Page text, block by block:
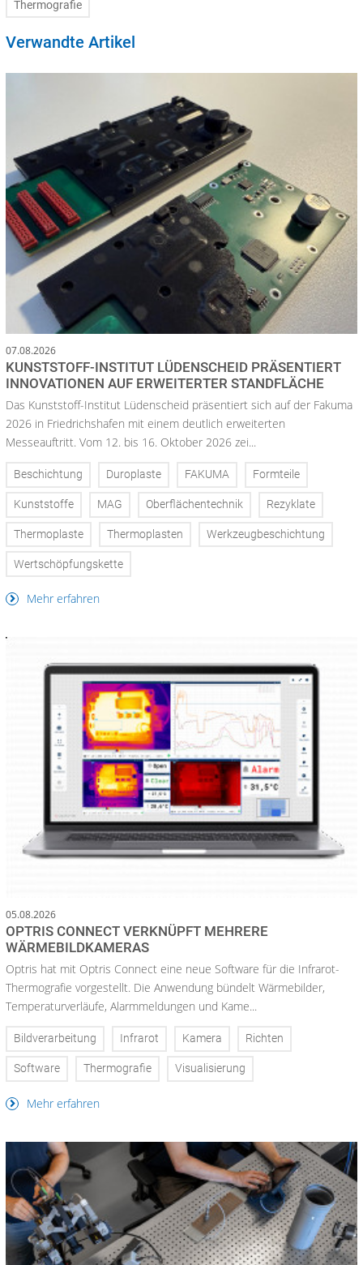
Thermografie
Verwandte Artikel
07.08.2026
KUNSTSTOFF-INSTITUT LÜDENSCHEID PRÄSENTIERT
INNOVATIONEN AUF ERWEITERTER STANDFLÄCHE
Das Kunststoff-Institut Lüdenscheid präsentiert sich auf der Fakuma
2026 in Friedrichshafen mit einem deutlich erweiterten
Messeauftritt. Vom 12. bis 16. Oktober 2026 zei...
Beschichtung Duroplaste FAKUMA Formteile
Kunststoffe MAG Oberflächentechnik Rezyklate
Thermoplaste Thermoplasten Werkzeugbeschichtung
Wertschöpfungskette
Mehr erfahren
05.08.2026
OPTRIS CONNECT VERKNÜPFT MEHRERE
WÄRMEBILDKAMERAS
Optris hat mit Optris Connect eine neue Software für die Infrarot-
Thermografie vorgestellt. Die Anwendung bündelt Wärmebilder,
Temperaturverläufe, Alarmmeldungen und Kame...
Bildverarbeitung Infrarot Kamera Richten
Software Thermografie Visualisierung
Mehr erfahren